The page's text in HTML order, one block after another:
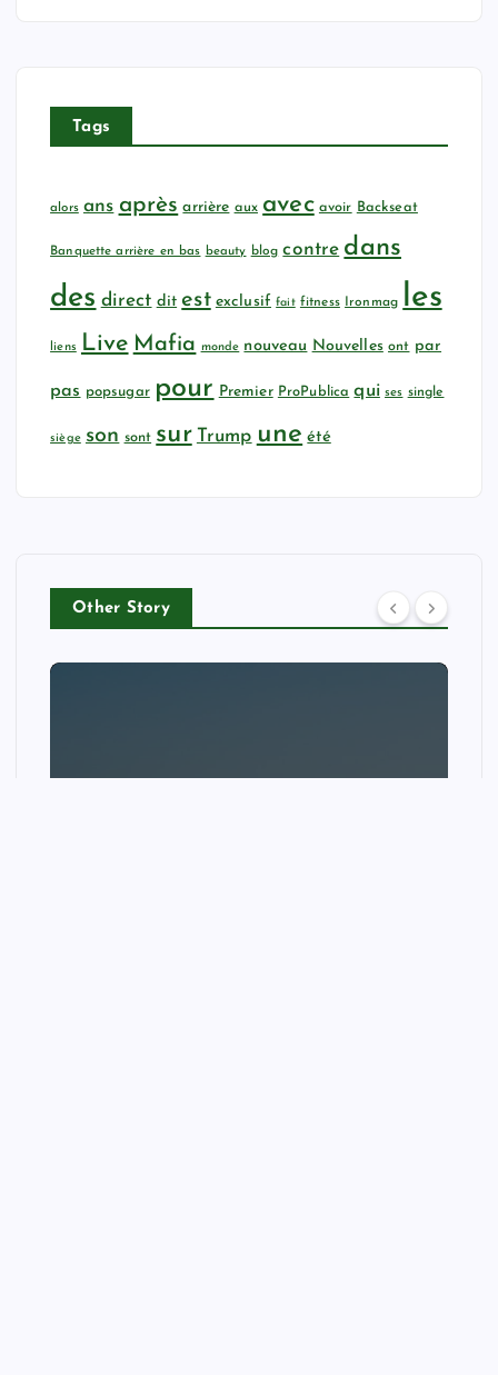
Tags
alors ans après arrière aux avec avoir Backseat
Banquette arrière en bas beauty blog contre dans
des direct dit est exclusif fait fitness Ironmag les
liens Live Mafia monde nouveau Nouvelles ont par
pas popsugar pour Premier ProPublica qui ses single
siège son sont sur Trump une été
Other Story